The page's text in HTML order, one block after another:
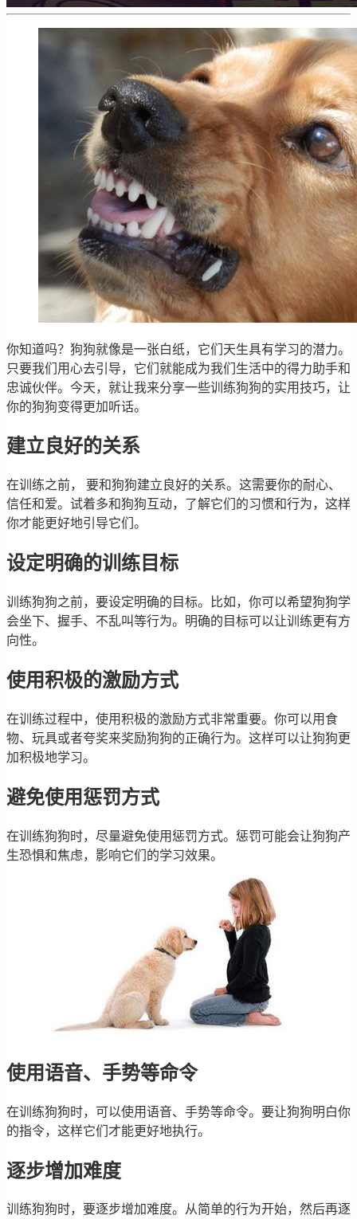
你知道吗？狗狗就像是一张白纸，它们天生具有学习的潜力。
只要我们用心去引导，它们就能成为我们生活中的得力助手和
忠诚伙伴。今天，就让我来分享一些训练狗狗的实用技巧，让
你的狗狗变得更加听话。
建立良好的关系
在训练之前， 要和狗狗建立良好的关系。这需要你的耐心、
信任和爱。试着多和狗狗互动，了解它们的习惯和行为，这样
你才能更好地引导它们。
设定明确的训练目标
训练狗狗之前，要设定明确的目标。比如，你可以希望狗狗学
会坐下、握手、不乱叫等行为。明确的目标可以让训练更有方
向性。
使用积极的激励方式
在训练过程中，使用积极的激励方式非常重要。你可以用食
物、玩具或者夸奖来奖励狗狗的正确行为。这样可以让狗狗更
加积极地学习。
避免使用惩罚方式
在训练狗狗时，尽量避免使用惩罚方式。惩罚可能会让狗狗产
生恐惧和焦虑，影响它们的学习效果。
使用语音、手势等命令
在训练狗狗时，可以使用语音、手势等命令。要让狗狗明白你
的指令，这样它们才能更好地执行。
逐步增加难度
训练狗狗时，要逐步增加难度。从简单的行为开始，然后再逐